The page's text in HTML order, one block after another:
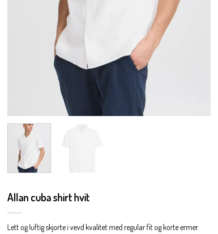
Allan cuba shirt hvit
Lett og luftig skjorte i vevd kvalitet med regular fit og korte ermer.